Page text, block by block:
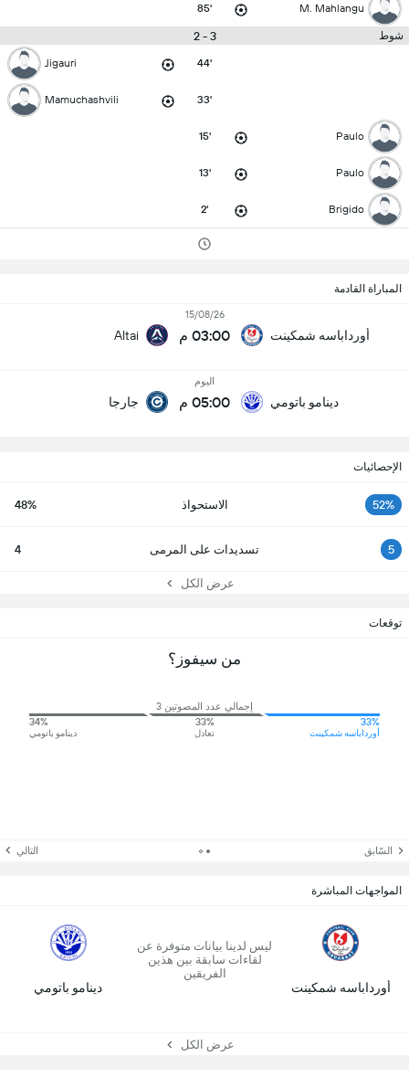
M. Mahlangu
85'
شوط 3 - 2
44'
Jigauri
33'
Mamuchashvili
Paulo
15'
Paulo
13'
Brigido
2'
المباراة القادمة
أورداباسه شمكينت
15/08/26
03:00 م Altai
دينامو باتومي
اليوم
05:00 م جارجا
الإحصائيات
52% الاستحواذ 48%
5 تسديدات على المرمى 4
عرض الكل
توقعات
من سيفوز؟
إجمالي عدد المصوتين 3
33%
أورداباسه شمكينت
33%
تعادل
34%
دينامو باتومي
السّابق التالي
المواجهات المباشرة
أورداباسه شمكينت
ليس لدينا بيانات متوفرة عن
لقاءات سابقة بين هذين
الفريقين
دينامو باتومي
عرض الكل